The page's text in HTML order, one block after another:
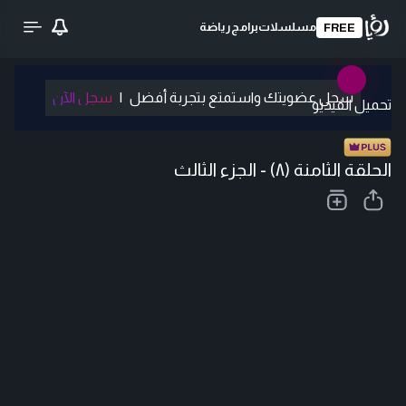
FREE مسلسلاتبرامج رياضة
تحميل الفيديو
سجل عضويتك واستمتع بتجربة أفضل | سجل الآن
الحلقة الثامنة (۸) - الجزء الثالث